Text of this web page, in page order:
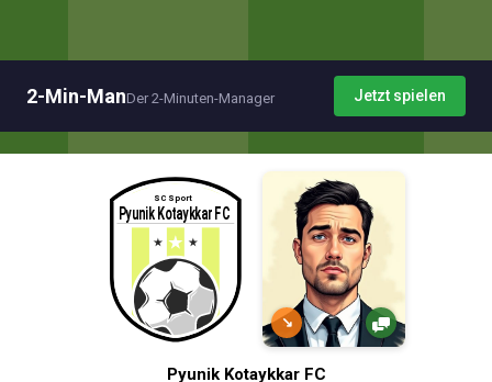
2-Min-ManDer 2-Minuten-Manager Jetzt spielen
↘
Pyunik Kotaykkar FC